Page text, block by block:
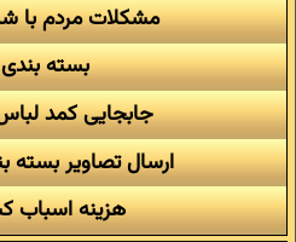
مشکلات مردم با
بسته
جابجایی کمد
ارسال تصاویر بسته
هزینه اسباب